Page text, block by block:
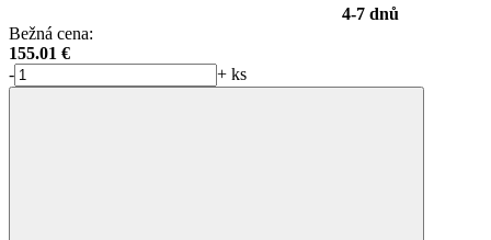
4-7 dnů
Bežná cena:
155.01 €
-
+ ks